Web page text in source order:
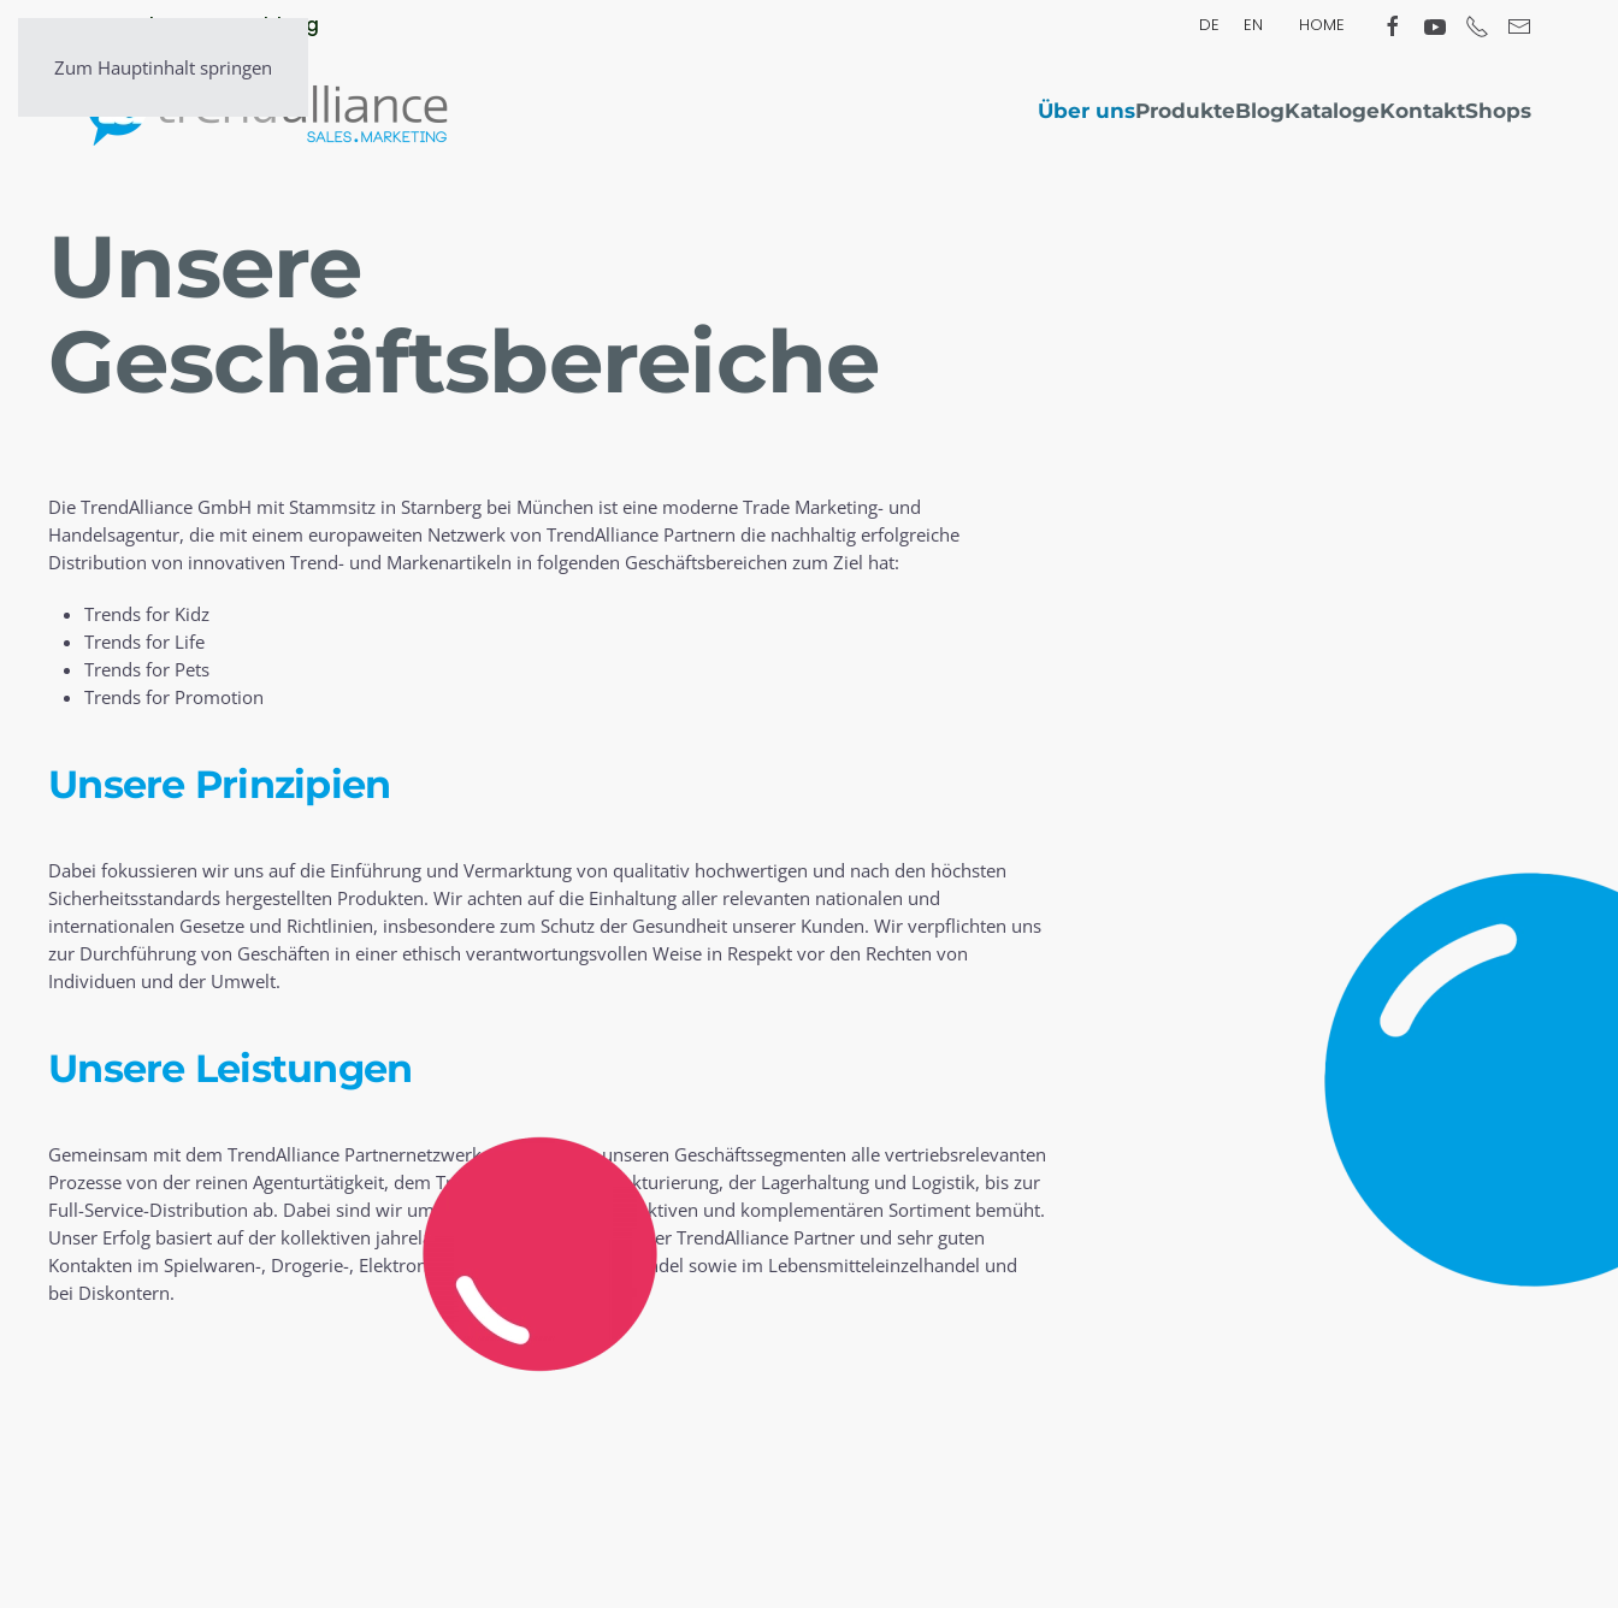
Zum Hauptinhalt springen
» Newsletter-Anmeldung DE EN HOME
Über unsProdukteBlogKatalogeKontaktShops
Unsere
Geschäfts­bereiche
Die TrendAlliance GmbH mit Stammsitz in Starnberg bei München ist eine moderne Trade Marketing- und
Handelsagentur, die mit einem europaweiten Netzwerk von TrendAlliance Partnern die nachhaltig erfolgreiche
Distribution von innovativen Trend- und Markenartikeln in folgenden Geschäftsbereichen zum Ziel hat:
Trends for Kidz
Trends for Life
Trends for Pets
Trends for Promotion
Unsere Prinzipien
Dabei fokussieren wir uns auf die Einführung und Vermarktung von qualitativ hochwertigen und nach den höchsten
Sicherheitsstandards hergestellten Produkten. Wir achten auf die Einhaltung aller relevanten nationalen und
internationalen Gesetze und Richtlinien, insbesondere zum Schutz der Gesundheit unserer Kunden. Wir verpflichten uns
zur Durchführung von Geschäften in einer ethisch verantwortungsvollen Weise in Respekt vor den Rechten von
Individuen und der Umwelt.
Unsere Leistungen
Gemeinsam mit dem TrendAlliance Partnernetzwerk decken wir in unseren Geschäftssegmenten alle vertriebsrelevanten
Prozesse von der reinen Agenturtätigkeit, dem Trade Marketing, der Fakturierung, der Lagerhaltung und Logistik, bis zur
Full-Service-Distribution ab. Dabei sind wir um Synergien mit einem selektiven und komplementären Sortiment bemüht.
Unser Erfolg basiert auf der kollektiven jahrelangen Branchenerfahrung der TrendAlliance Partner und sehr guten
Kontakten im Spielwaren-, Drogerie-, Elektronik-, und Haustierbedarfshandel sowie im Lebensmitteleinzelhandel und
bei Diskontern.